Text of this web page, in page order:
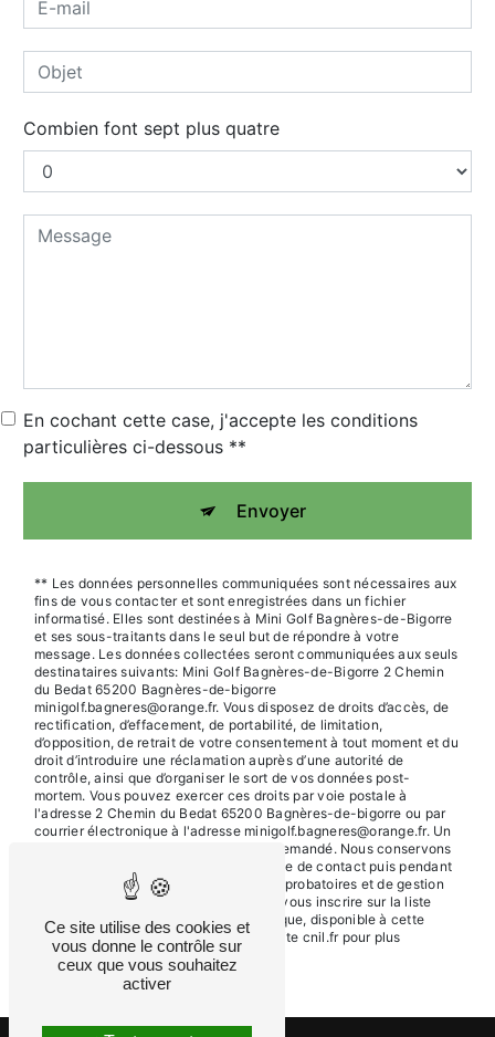
Combien font sept plus quatre
En cochant cette case, j'accepte les conditions
particulières ci-dessous **
Envoyer
** Les données personnelles communiquées sont nécessaires aux
fins de vous contacter et sont enregistrées dans un fichier
informatisé. Elles sont destinées à Mini Golf Bagnères-de-Bigorre
et ses sous-traitants dans le seul but de répondre à votre
message. Les données collectées seront communiquées aux seuls
destinataires suivants: Mini Golf Bagnères-de-Bigorre 2 Chemin
du Bedat 65200 Bagnères-de-bigorre
minigolf.bagneres@orange.fr. Vous disposez de droits d’accès, de
rectification, d’effacement, de portabilité, de limitation,
d’opposition, de retrait de votre consentement à tout moment et du
droit d’introduire une réclamation auprès d’une autorité de
contrôle, ainsi que d’organiser le sort de vos données post-
mortem. Vous pouvez exercer ces droits par voie postale à
l'adresse 2 Chemin du Bedat 65200 Bagnères-de-bigorre ou par
courrier électronique à l'adresse minigolf.bagneres@orange.fr. Un
justificatif d'identité pourra vous être demandé. Nous conservons
vos données pendant la période de prise de contact puis pendant
la durée de prescription légale aux fins probatoires et de gestion
des contentieux. Vous avez le droit de vous inscrire sur la liste
d'opposition au démarchage téléphonique, disponible à cette
adresse:Bloctel.gouv.fr. Consultez le site cnil.fr pour plus
d’informations sur vos droits.
Ce site utilise des cookies et
vous donne le contrôle sur
ceux que vous souhaitez
activer